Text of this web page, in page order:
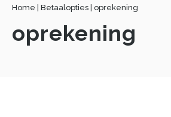
Home Betaalopties oprekening
oprekening